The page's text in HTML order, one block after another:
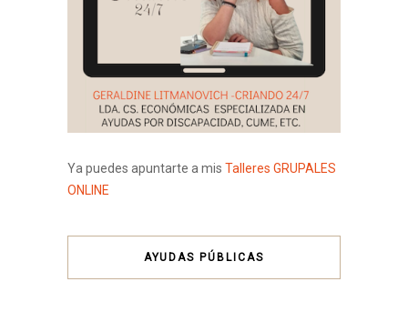
Ya puedes apuntarte a mis Talleres GRUPALES
ONLINE
AYUDAS PÚBLICAS